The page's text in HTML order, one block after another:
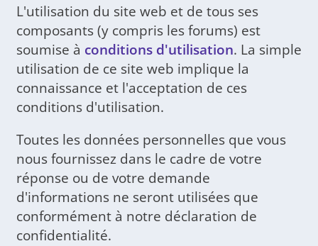
L'utilisation du site web et de tous ses
composants (y compris les forums) est
soumise à conditions d'utilisation. La simple
utilisation de ce site web implique la
connaissance et l'acceptation de ces
conditions d'utilisation.
Toutes les données personnelles que vous
nous fournissez dans le cadre de votre
réponse ou de votre demande
d'informations ne seront utilisées que
conformément à notre déclaration de
confidentialité.